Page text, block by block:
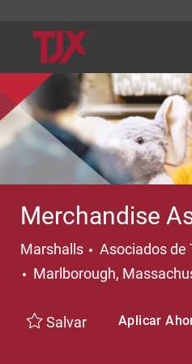
Merchandise
Marshalls Categoría
Asociados de
Ubicación
Marlborough,
Salvar Aplicar